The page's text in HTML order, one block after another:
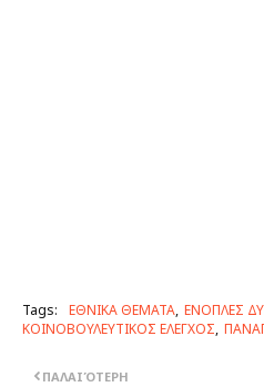
Tags: ΕΘΝΙΚΑ ΘΕΜΑΤΑ ΕΝΟΠΛΕΣ
ΚΟΙΝΟΒΟΥΛΕΥΤΙΚΟΣ ΕΛΕΓΧΟΣ
ΠΑΛΑΙΌΤΕΡΗ